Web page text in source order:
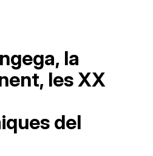
la
les XX
del